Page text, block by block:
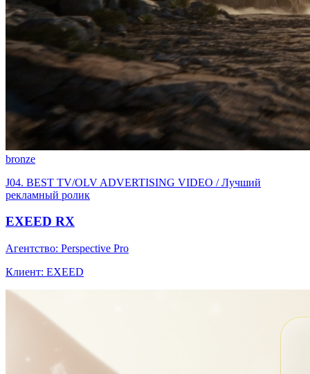
bronze
J04. BEST TV/OLV ADVERTISING VIDEO / Лучший
рекламный ролик
EXEED RX
Агентство: Perspective Pro
Клиент: EXEED